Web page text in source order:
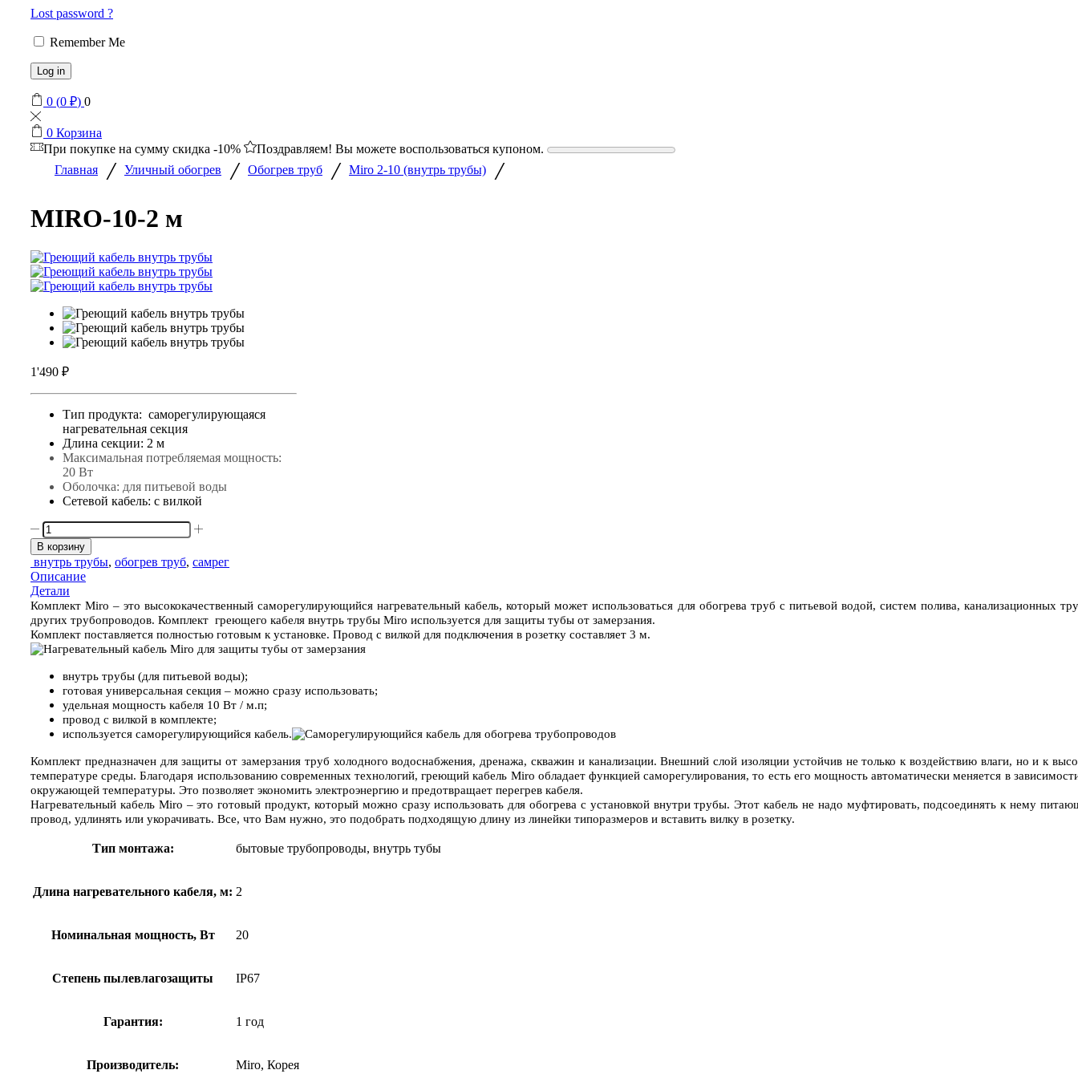
Lost password ?
Remember Me
Log in
0 (0 ₽) 0
0 Корзина
При покупке на сумму скидка -10%
Поздравляем! Вы можете воспользоваться купоном.
Главная / Уличный обогрев / Обогрев труб / Miro 2-10 (внутрь трубы) /
MIRO-10-2 м
1'490 ₽
Тип продукта: саморегулирующаяся
нагревательная секция
Длина секции: 2 м
Максимальная потребляемая мощность:
20 Вт
Оболочка: для питьевой воды
Сетевой кабель: с вилкой
Количество
товара
MIRO-
10-
2
м
В корзину
внутрь трубы, обогрев труб, самрег
Описание
Детали
Комплект Miro – это высококачественный саморегулирующийся нагревательный кабель, который может использоваться для обогрева труб с питьевой водой, систем полива, канализационных
других трубопроводов. Комплект греющего кабеля внутрь трубы Miro используется для защиты тубы от замерзания.
Комплект поставляется полностью готовым к установке. Провод с вилкой для подключения в розетку составляет 3 м.
внутрь трубы (для питьевой воды);
готовая универсальная секция – можно сразу использовать;
удельная мощность кабеля 10 Вт / м.п;
провод с вилкой в комплекте;
используется саморегулирующийся кабель.
Комплект предназначен для защиты от замерзания труб холодного водоснабжения, дренажа, скважин и канализации. Внешний слой изоляции устойчив не только к воздействию влаги, но и к
температуре среды. Благодаря использованию современных технологий, греющий кабель Miro обладает функцией саморегулирования, то есть его мощность автоматически меняется в
окружающей температуры. Это позволяет экономить электроэнергию и предотвращает перегрев кабеля.
Нагревательный кабель Miro – это готовый продукт, который можно сразу использовать для обогрева с установкой внутри трубы. Этот кабель не надо муфтировать, подсоединять к нему
провод, удлинять или укорачивать. Все, что Вам нужно, это подобрать подходящую длину из линейки типоразмеров и вставить вилку в розетку.
Тип монтажа: бытовые трубопроводы, внутрь тубы
Длина нагревательного кабеля, м: 2
Номинальная мощность, Вт 20
Степень пылевлагозащиты IP67
Гарантия: 1 год
Производитель: Miro, Корея